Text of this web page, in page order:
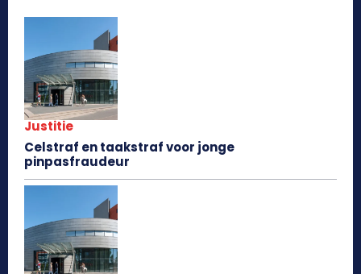
Justitie
Celstraf en taakstraf voor jonge
pinpasfraudeur